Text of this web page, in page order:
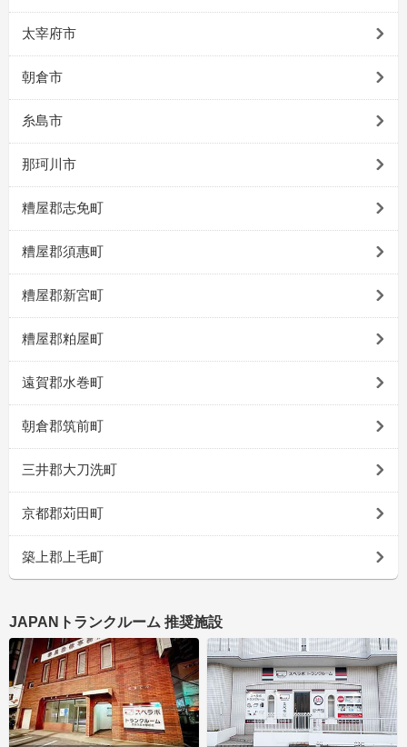
太宰府市
朝倉市
糸島市
那珂川市
糟屋郡志免町
糟屋郡須惠町
糟屋郡新宮町
糟屋郡粕屋町
遠賀郡水巻町
朝倉郡筑前町
三井郡大刀洗町
京都郡苅田町
築上郡上毛町
JAPANトランクルーム 推奨施設